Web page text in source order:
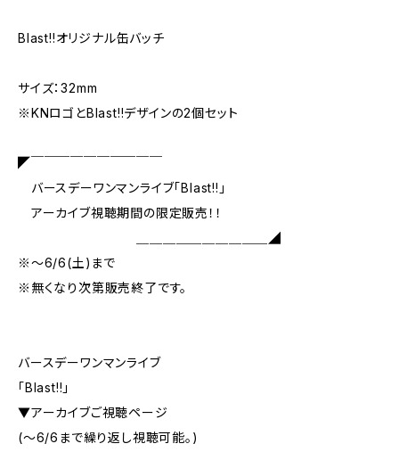
Blast!!オリジナル缶バッチ
サイズ：32mm
※KNロゴとBlast!!デザインの2個セット
◤￣￣￣￣￣￣￣￣￣￣
バースデーワンマンライブ「Blast!!」
アーカイブ視聴期間の限定販売！！
＿＿＿＿＿＿＿＿＿＿◢
※〜6/6(土)まで
※無くなり次第販売終了です。
バースデーワンマンライブ
「Blast!!」
▼アーカイブご視聴ページ
(〜6/6まで繰り返し視聴可能。)